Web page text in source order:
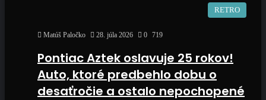
RETRO
Matúš Paločko 28. júla 2026 0 719
Pontiac Aztek oslavuje 25 rokov!
Auto, ktoré predbehlo dobu o
desaťročie a ostalo nepochopené